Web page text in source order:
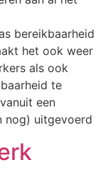
bereikbaarheid
het ook weer
als ook
te
een
nog) uitgevoerd